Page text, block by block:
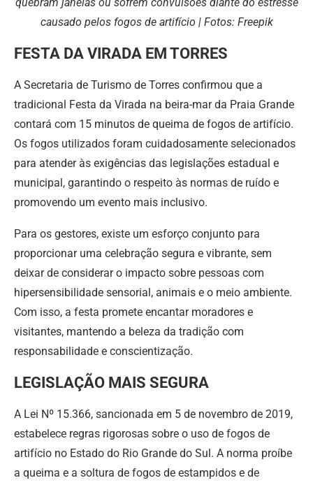
causado pelos fogos de artifício | Fotos: Freepik
FESTA DA VIRADA EM TORRES
A Secretaria de Turismo de Torres confirmou que a
tradicional Festa da Virada na beira-mar da Praia Grande
contará com 15 minutos de queima de fogos de artifício.
Os fogos utilizados foram cuidadosamente selecionados
para atender às exigências das legislações estadual e
municipal, garantindo o respeito às normas de ruído e
promovendo um evento mais inclusivo.
Para os gestores, existe um esforço conjunto para
proporcionar uma celebração segura e vibrante, sem
deixar de considerar o impacto sobre pessoas com
hipersensibilidade sensorial, animais e o meio ambiente.
Com isso, a festa promete encantar moradores e
visitantes, mantendo a beleza da tradição com
responsabilidade e conscientização.
LEGISLAÇÃO MAIS SEGURA
A Lei Nº 15.366, sancionada em 5 de novembro de 2019,
estabelece regras rigorosas sobre o uso de fogos de
artifício no Estado do Rio Grande do Sul. A norma proíbe
a queima e a soltura de fogos de estampidos e de